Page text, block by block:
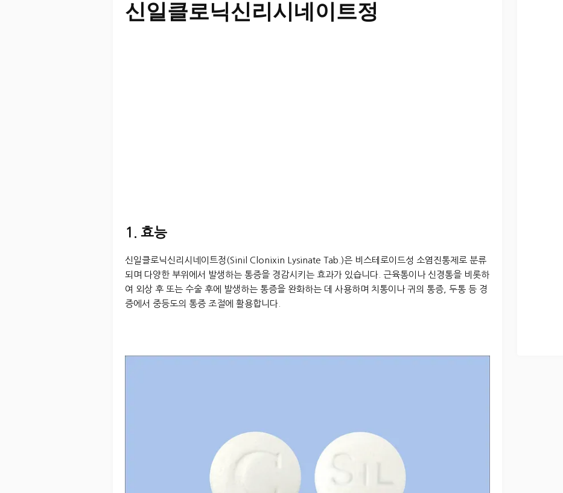
신일클로닉신리시네이트정
1. 효능
신일클로닉신리시네이트정(Sinil Clonixin Lysinate Tab.)은 비스테로이드성 소염진통제로 분류
되며 다양한 부위에서 발생하는 통증을 경감시키는 효과가 있습니다. 근육통이나 신경통을 비롯하
여 외상 후 또는 수술 후에 발생하는 통증을 완화하는 데 사용하며 치통이나 귀의 통증, 두통 등 경
증에서 중등도의 통증 조절에 활용합니다.